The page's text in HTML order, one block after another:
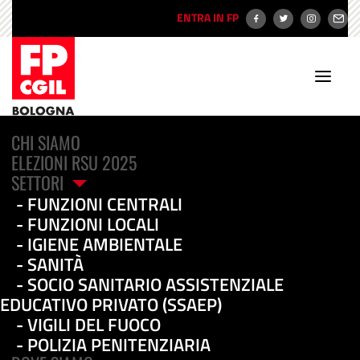
ENTRA IN FP
CHI SIAMO
ELEZIONI RSU 2025
SETTORI
FUNZIONI CENTRALI
FUNZIONI LOCALI
IGIENE AMBIENTALE
SANITÀ
SOCIO SANITARIO ASSISTENZIALE
EDUCATIVO PRIVATO (SSAEP)
VIGILI DEL FUOCO
POLIZIA PENITENZIARIA
Casa Residenza Anziani
di via Saliceto di Asp
Città di Bologna: la Fp
Cgil di Bologna denuncia
la grave carenza di